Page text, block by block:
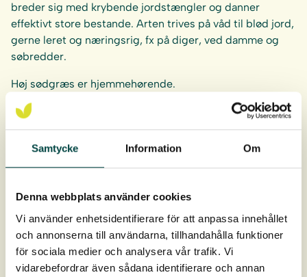
Samtycke Information Om
Denna webbplats använder cookies
Vi använder enhetsidentifierare för att anpassa innehållet
och annonserna till användarna, tillhandahålla funktioner
för sociala medier och analysera vår trafik. Vi
vidarebefordrar även sådana identifierare och annan
breder sig med krybende jordstængler og danner
effektivt store bestande. Arten trives på våd til blød jord,
gerne leret og næringsrig, fx på diger, ved damme og
søbredder.
Høj sødgræs er hjemmehørende.
For at planterne skal trives og udvikles på bedste vis er
det vigtigt at plante planterne på rette niveau i forhold til
middelvandstanden. Seplante- og plejevejledning
Rodklump ca 9 × 12 cm, Rodvolum ca 1 liter.
Levering: April-oktober